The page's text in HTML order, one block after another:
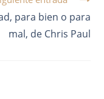
para bien o para
mal, de Chris Paul